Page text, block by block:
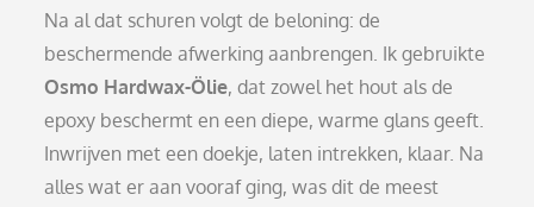
Na al dat schuren volgt de beloning: de
beschermende afwerking aanbrengen. Ik gebruikte
Osmo Hardwax-Ölie, dat zowel het hout als de
epoxy beschermt en een diepe, warme glans geeft.
Inwrijven met een doekje, laten intrekken, klaar. Na
alles wat er aan vooraf ging, was dit de meest